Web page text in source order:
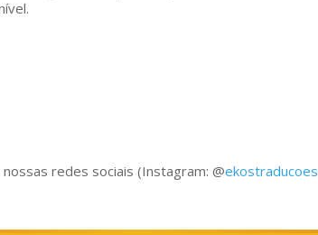
redes sociais (Instagram: @ekostraducoes